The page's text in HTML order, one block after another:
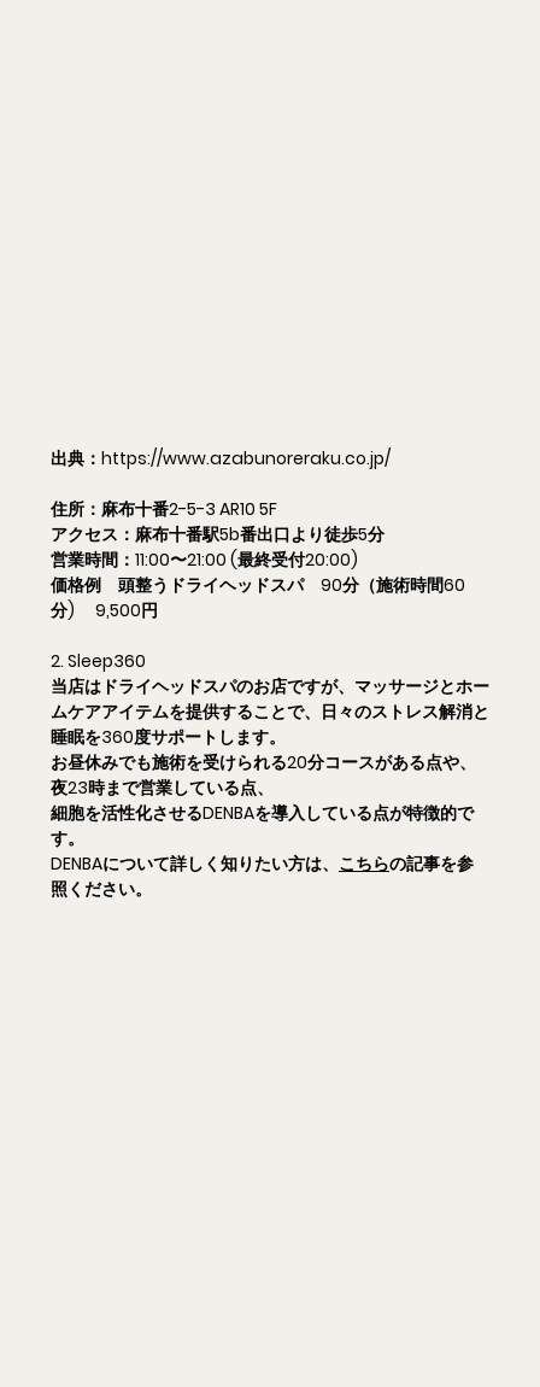
出典： https://www.azabunoreraku.co.jp/
住所：麻布十番2-5-3 AR10 5F
アクセス：麻布十番駅5b番出口より徒歩5分
営業時間：11:00〜21:00 (最終受付20:00)
価格例　頭整うドライヘッドスパ　90分（施術時間60
分)　 9,500円
2. Sleep360
当店はドライヘッドスパのお店ですが、マッサージとホー
ムケアアイテムを提供することで、日々のストレス解消と
睡眠を360度サポートします。
お昼休みでも施術を受けられる20分コースがある点や、
夜23時まで営業している点、
細胞を活性化させるDENBAを導入している点が特徴的で
す。
DENBAについて詳しく知りたい方は、 こちらの記事を参
照ください。